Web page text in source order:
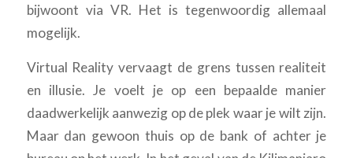
bijwoont via VR. Het is tegenwoordig allemaal
mogelijk.
Virtual Reality vervaagt de grens tussen realiteit
en illusie. Je voelt je op een bepaalde manier
daadwerkelijk aanwezig op de plek waar je wilt zijn.
Maar dan gewoon thuis op de bank of achter je